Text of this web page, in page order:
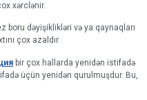
xərclənir.
boru dəyişiklikləri və ya qaynaqları
çox azaldır.
bir çox hallarda yenidən istifadə
üçün yenidən qurulmuşdur. Bu,